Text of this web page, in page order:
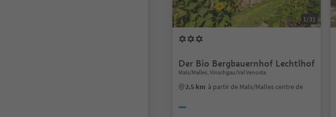
1/31
Der Bio Bergbauernhof Lechtlhof
Mals/Malles, Vinschgau/Val Venosta
2.5 km à partir de Mals/Malles centre de